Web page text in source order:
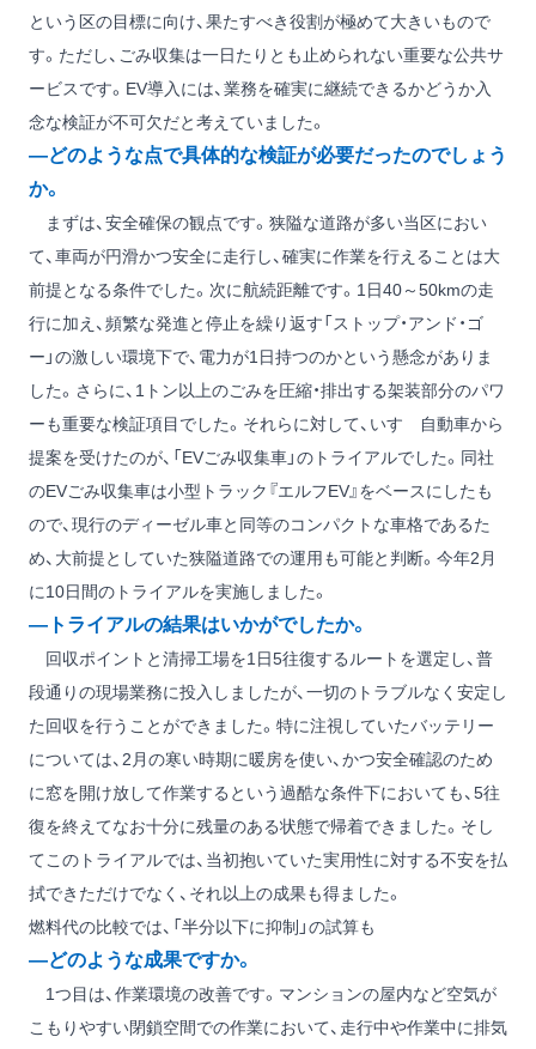
という区の目標に向け、果たすべき役割が極めて大きいもので
す。ただし、ごみ収集は一日たりとも止められない重要な公共サ
ービスです。EV導入には、業務を確実に継続できるかどうか入
念な検証が不可欠だと考えていました。
―どのような点で具体的な検証が必要だったのでしょう
か。
まずは、安全確保の観点です。狭隘な道路が多い当区におい
て、車両が円滑かつ安全に走行し、確実に作業を行えることは大
前提となる条件でした。次に航続距離です。1日40～50kmの走
行に加え、頻繁な発進と停止を繰り返す「ストップ・アンド・ゴ
ー」の激しい環境下で、電力が1日持つのかという懸念がありま
した。さらに、1トン以上のごみを圧縮・排出する架装部分のパワ
ーも重要な検証項目でした。それらに対して、いすゞ自動車から
提案を受けたのが、「EVごみ収集車」のトライアルでした。同社
のEVごみ収集車は小型トラック『エルフEV』をベースにしたも
ので、現行のディーゼル車と同等のコンパクトな車格であるた
め、大前提としていた狭隘道路での運用も可能と判断。今年2月
に10日間のトライアルを実施しました。
―トライアルの結果はいかがでしたか。
回収ポイントと清掃工場を1日5往復するルートを選定し、普
段通りの現場業務に投入しましたが、一切のトラブルなく安定し
た回収を行うことができました。特に注視していたバッテリー
については、2月の寒い時期に暖房を使い、かつ安全確認のため
に窓を開け放して作業するという過酷な条件下においても、5往
復を終えてなお十分に残量のある状態で帰着できました。そし
てこのトライアルでは、当初抱いていた実用性に対する不安を払
拭できただけでなく、それ以上の成果も得ました。
燃料代の比較では、「半分以下に抑制」の試算も
―どのような成果ですか。
1つ目は、作業環境の改善です。マンションの屋内など空気が
こもりやすい閉鎖空間での作業において、走行中や作業中に排気